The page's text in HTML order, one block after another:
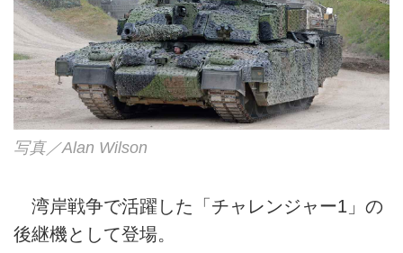
写真／Alan Wilson
湾岸戦争で活躍した「チャレンジャー1」の
後継機として登場。